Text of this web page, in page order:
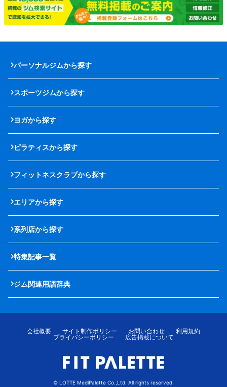
パーソナルジムから探す
スポーツジムから探す
ヨガから探す
ピラティスから探す
フィットネスクラブから探す
エリアから探す
系列店から探す
特集記事一覧
ジム関連用語辞典
会社概要 サイト制作ポリシー お問い合わせ
利用規約
プライバシーポリシー
広告掲載について
© LOTTE MediPalette Co.,Ltd. All rights reserved.